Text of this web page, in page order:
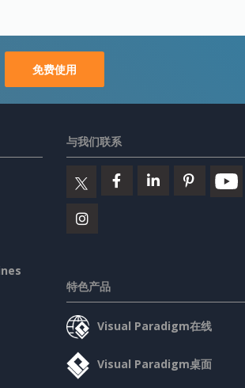
免费使用
与我们联系
特色产品
Visual Paradigm在线
Visual Paradigm桌面